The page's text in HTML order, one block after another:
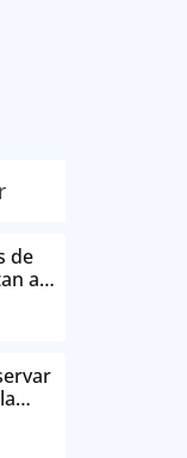
de
a